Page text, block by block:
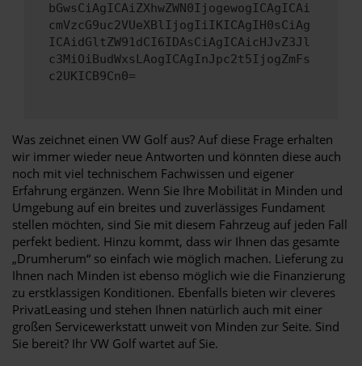
bGwsCiAgICAiZXhwZWN0IjogewogICAgICAi
cmVzcG9uc2VUeXBlIjogIiIKICAgIH0sCiAg
ICAidGltZW91dCI6IDAsCiAgICAicHJvZ3Jl
c3MiOiBudWxsLAogICAgInJpc2t5IjogZmFs
c2UKICB9Cn0=
Was zeichnet einen VW Golf aus? Auf diese Frage erhalten
wir immer wieder neue Antworten und könnten diese auch
noch mit viel technischem Fachwissen und eigener
Erfahrung ergänzen. Wenn Sie Ihre Mobilität in Minden und
Umgebung auf ein breites und zuverlässiges Fundament
stellen möchten, sind Sie mit diesem Fahrzeug auf jeden Fall
perfekt bedient. Hinzu kommt, dass wir Ihnen das gesamte
„Drumherum“ so einfach wie möglich machen. Lieferung zu
Ihnen nach Minden ist ebenso möglich wie die Finanzierung
zu erstklassigen Konditionen. Ebenfalls bieten wir cleveres
PrivatLeasing und stehen Ihnen natürlich auch mit einer
großen Servicewerkstatt unweit von Minden zur Seite. Sind
Sie bereit? Ihr VW Golf wartet auf Sie.